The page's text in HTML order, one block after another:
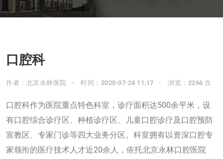
口腔科
作者：北京永林医院 时间：2020-07-24 11:17 浏览：2266 次
口腔科作为医院重点特色科室，诊疗面积达500余平米，设
有口腔综合诊疗区、种植诊疗区、儿童口腔诊疗及口腔预防
宣教区、专家门诊等四大业务分区。科室拥有以资深口腔专
家领衔的医疗技术人才近20余人，依托北京永林口腔医院